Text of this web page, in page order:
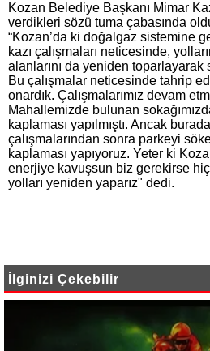
Kozan Belediye Başkanı Mimar
verdikleri sözü tuma çabasında
“Kozan’da ki doğalgaz sistemine
kazı çalışmaları neticesinde,
alanlarını da yeniden
Bu çalışmalar neticesinde tahrip
onardık. Çalışmalarımız devam
Mahallemizde bulunan
kaplaması yapılmıştı. Ancak
çalışmalarından sonra parkeyi
kaplaması yapıyoruz. Yeter ki
enerjiye kavuşsun biz gerekirse hiç
yolları yeniden yaparız" dedi.
İlginizi Çekebilir